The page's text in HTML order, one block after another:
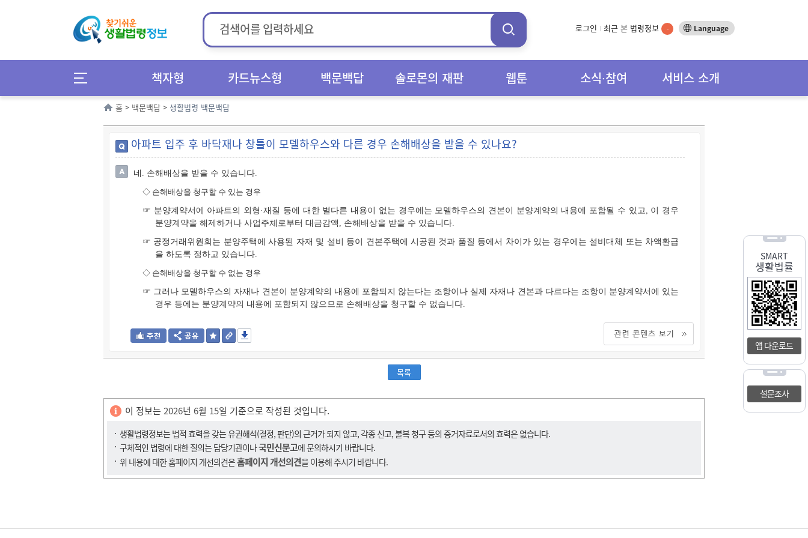
로그인 최근 본 법령정보 - Language
책자형 카드뉴스형 백문백답 솔로몬의 재판 웹툰 소식∙참여 서비스 소개
SMART
생활법률
앱 다운로드
설문조사
홈 > 백문백답 > 생활법령 백문백답
아파트 입주 후 바닥재나 창틀이 모델하우스와 다른 경우 손해배상을 받을 수 있나요?
네. 손해배상을 받을 수 있습니다.
◇ 손해배상을 청구할 수 있는 경우
☞ 분양계약서에 아파트의 외형·재질 등에 대한 별다른 내용이 없는 경우에는 모델하우스의 견본이 분양계약의 내용에 포함될 수 있고, 이 경우
분양계약을 해제하거나 사업주체로부터 대금감액, 손해배상을 받을 수 있습니다.
☞ 공정거래위원회는 분양주택에 사용된 자재 및 설비 등이 견본주택에 시공된 것과 품질 등에서 차이가 있는 경우에는 설비대체 또는 차액환급
을 하도록 정하고 있습니다.
◇ 손해배상을 청구할 수 없는 경우
☞ 그러나 모델하우스의 자재나 견본이 분양계약의 내용에 포함되지 않는다는 조항이나 실제 자재나 견본과 다르다는 조항이 분양계약서에 있는
경우 등에는 분양계약의 내용에 포함되지 않으므로 손해배상을 청구할 수 없습니다.
목록
이 정보는 2026년 6월 15일 기준으로 작성된 것입니다.
생활법령정보는 법적 효력을 갖는 유권해석(결정, 판단)의 근거가 되지 않고, 각종 신고, 불복 청구 등의 증거자료로서의 효력은 없습니다.
구체적인 법령에 대한 질의는 담당기관이나국민신문고에 문의하시기 바랍니다.
위 내용에 대한 홈페이지 개선의견은홈페이지 개선의견을 이용해 주시기 바랍니다.